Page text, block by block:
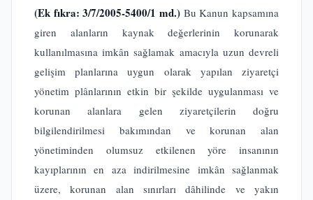
(Ek fıkra: 3/7/2005-5400/1 md.) Bu Kanun kapsamına
giren alanların kaynak değerlerinin korunarak
kullanılmasına imkân sağlamak amacıyla uzun devreli
gelişim planlarına uygun olarak yapılan ziyaretçi
yönetim plânlarının etkin bir şekilde uygulanması ve
korunan alanlara gelen ziyaretçilerin doğru
bilgilendirilmesi bakımından ve korunan alan
yönetiminden olumsuz etkilenen yöre insanının
kayıplarının en aza indirilmesine imkân sağlanmak
üzere, korunan alan sınırları dâhilinde ve yakın